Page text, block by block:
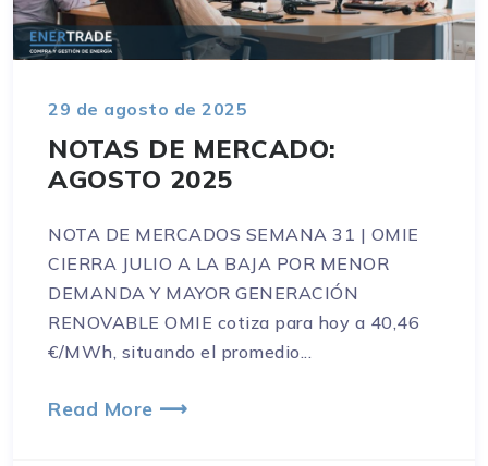
29 de agosto de 2025
NOTAS DE MERCADO:
AGOSTO 2025
NOTA DE MERCADOS SEMANA 31 | OMIE
CIERRA JULIO A LA BAJA POR MENOR
DEMANDA Y MAYOR GENERACIÓN
RENOVABLE OMIE cotiza para hoy a 40,46
€/MWh, situando el promedio...
Read More ⟶